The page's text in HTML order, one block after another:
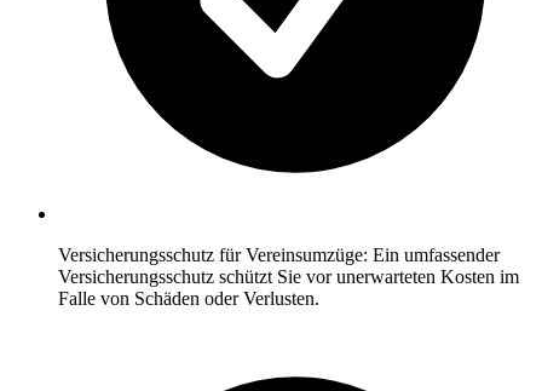
Versicherungsschutz für Vereinsumzüge: Ein umfassender
Versicherungsschutz schützt Sie vor unerwarteten Kosten im
Falle von Schäden oder Verlusten.